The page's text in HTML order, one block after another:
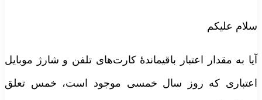
علیکم
به مقدار اعتبار باقیماندهٔ کارت‌های تلفن و شارژ موبایل
که روز سال خمسی موجود است، خمس تعلق